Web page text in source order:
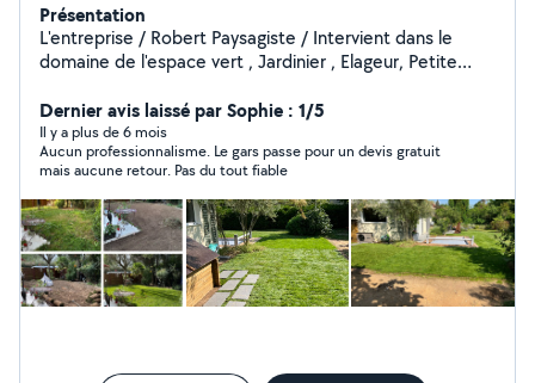
Présentation
L'entreprise / Robert Paysagiste / Intervient dans le
domaine de l'espace vert , Jardinier , Elageur, Petite
secteur carrières-sur-Seine, Chatou ou mon expérience
et mon sérieux sont reconnus. Je souhaite élargir mon
secteur d'activité afin d'agrandir ma clientèle. Je réalise
gratuitement des devis conseil et des estimations. Vous
pouvez me confier vos travaux en toute confiance en
plus de la garantie de mon travail. /L'espace verts c'est
mon métier votre jardin c'est votre confort /
Dernier avis laissé par Sophie : 1/5
Il y a plus de 6 mois
Aucun professionnalisme. Le gars passe pour un devis gratuit
mais aucune retour. Pas du tout fiable